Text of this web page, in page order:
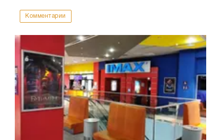
Комментарии